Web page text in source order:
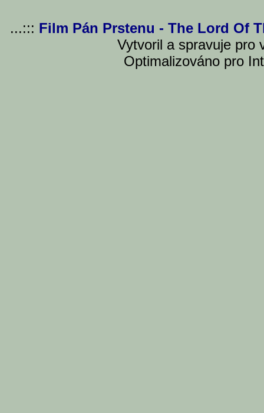
...::: Film Pán Prstenu - The Lord Of
Vytvoril a spravuje pro
Optimalizováno pro